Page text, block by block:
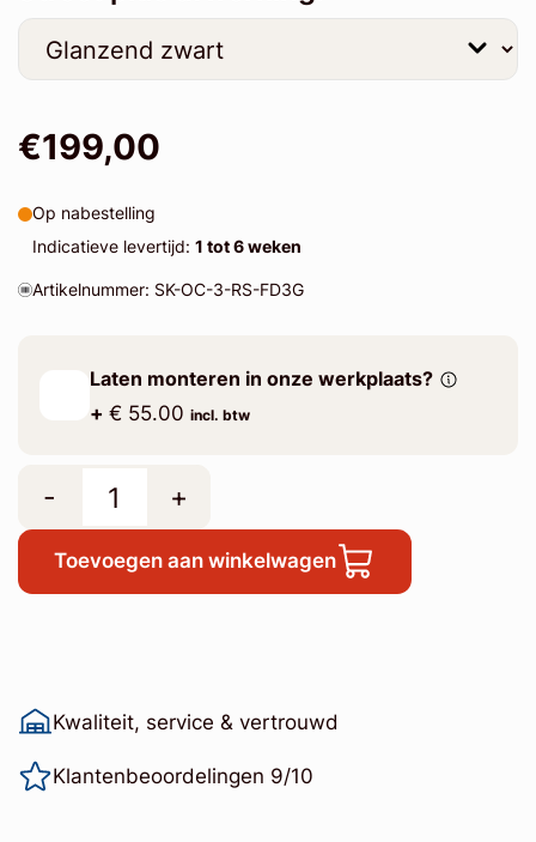
€199,00
Op nabestelling
Indicatieve levertijd: 1 tot 6 weken
Artikelnummer: SK-OC-3-RS-FD3G
Laten monteren in onze werkplaats?
+ € 55.00 incl. btw
- +
Toevoegen aan winkelwagen
Kwaliteit, service & vertrouwd
Klantenbeoordelingen 9/10